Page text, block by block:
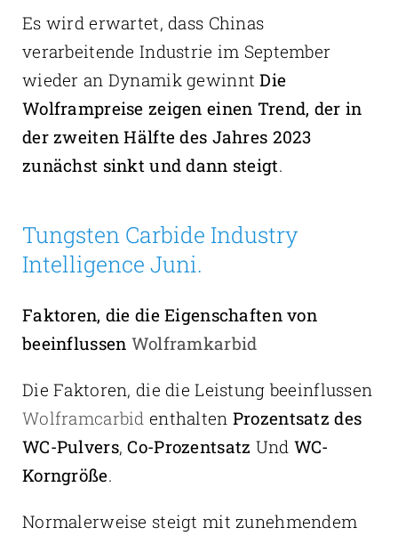
Es wird erwartet, dass Chinas
verarbeitende Industrie im September
wieder an Dynamik gewinntDie
Wolframpreise zeigen einen Trend, der in
der zweiten Hälfte des Jahres 2023
zunächst sinkt und dann steigt.
Tungsten Carbide Industry
Intelligence Juni.
Faktoren, die die Eigenschaften von
beeinflussen Wolframkarbid
Die Faktoren, die die Leistung beeinflussen
Wolframcarbid enthalten Prozentsatz des
WC-Pulvers,Co-Prozentsatz Und WC-
Korngröße.
Normalerweise steigt mit zunehmendem